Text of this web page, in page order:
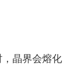
晶界会熔化